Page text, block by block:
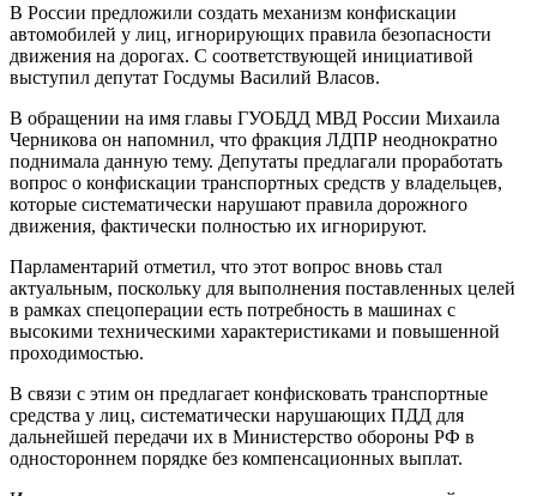
В России предложили создать механизм конфискации
автомобилей у лиц, игнорирующих правила безопасности
движения на дорогах. С соответствующей инициативой
выступил депутат Госдумы Василий Власов.
В обращении на имя главы ГУОБДД МВД России Михаила
Черникова он напомнил, что фракция ЛДПР неоднократно
поднимала данную тему. Депутаты предлагали проработать
вопрос о конфискации транспортных средств у владельцев,
которые систематически нарушают правила дорожного
движения, фактически полностью их игнорируют.
Парламентарий отметил, что этот вопрос вновь стал
актуальным, поскольку для выполнения поставленных целей
в рамках спецоперации есть потребность в машинах с
высокими техническими характеристиками и повышенной
проходимостью.
В связи с этим он предлагает конфисковать транспортные
средства у лиц, систематически нарушающих ПДД для
дальнейшей передачи их в Министерство обороны РФ в
одностороннем порядке без компенсационных выплат.